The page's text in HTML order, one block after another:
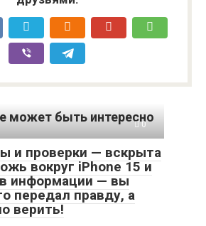
может быть интересно
0
и проверки — вскрыта
вокруг iPhone 15 и
информации — вы
передал правду, а
верить!